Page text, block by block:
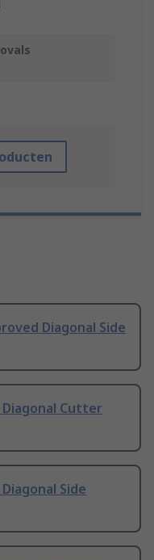
Diagonal Side
Diagonal Cutter
Side